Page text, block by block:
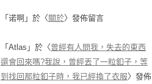
「 诺啊 」於〈 關於〉發佈留言
「 Atlas 」於〈曾經有人問我，失去的東西
還會回來嗎?我說，曾經丟了一粒釦子，等
到找回那粒釦子時，我已經換了衣服〉發佈